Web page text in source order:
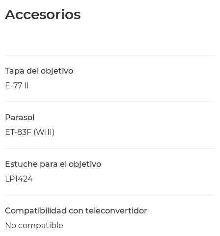
Accesorios
Tapa del objetivo
E-77 II
Parasol
ET-83F (WIII)
Estuche para el objetivo
LP1424
Compatibilidad con teleconvertidor
No compatible